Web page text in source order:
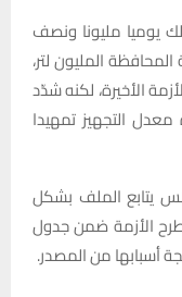
يوميا مليونا ونصف
المليون لتر،
الأخيرة، لكنه شدّد
التجهيز تمهيدا
يتابع الملف بشكل
الأزمة ضمن جدول
أسبابها من المصدر.